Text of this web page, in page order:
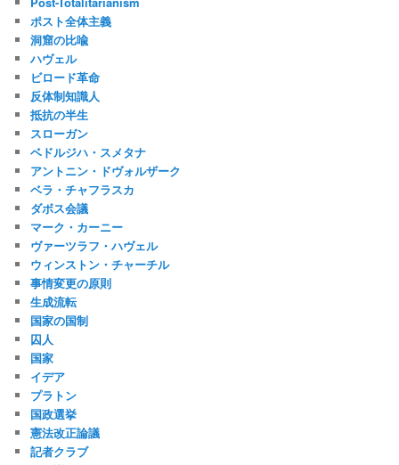
ポスト全体主義
洞窟の比喩
ハヴェル
ビロード革命
反体制知識人
抵抗の半生
スローガン
ベドルジハ・スメタナ
アントニン・ドヴォルザーク
ベラ・チャフラスカ
ダボス会議
マーク・カーニー
ヴァーツラフ・ハヴェル
ウィンストン・チャーチル
事情変更の原則
生成流転
国家の国制
囚人
国家
イデア
プラトン
国政選挙
憲法改正論議
記者クラブ